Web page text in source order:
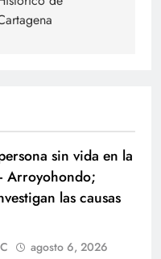
sin vida en la
Arroyohondo;
las causas
agosto 6, 2026